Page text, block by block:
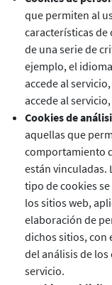
que permiten al
características
de una serie de
ejemplo, el
accede al
accede al
Cookies de
aquellas que
comportamiento
están vinculadas.
tipo de cookies
los sitios web,
elaboración de
dichos sitios, con
del análisis de
servicio.